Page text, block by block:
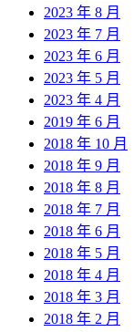
2023 年 8 月
2023 年 7 月
2023 年 6 月
2023 年 5 月
2023 年 4 月
2019 年 6 月
2018 年 10 月
2018 年 9 月
2018 年 8 月
2018 年 7 月
2018 年 6 月
2018 年 5 月
2018 年 4 月
2018 年 3 月
2018 年 2 月